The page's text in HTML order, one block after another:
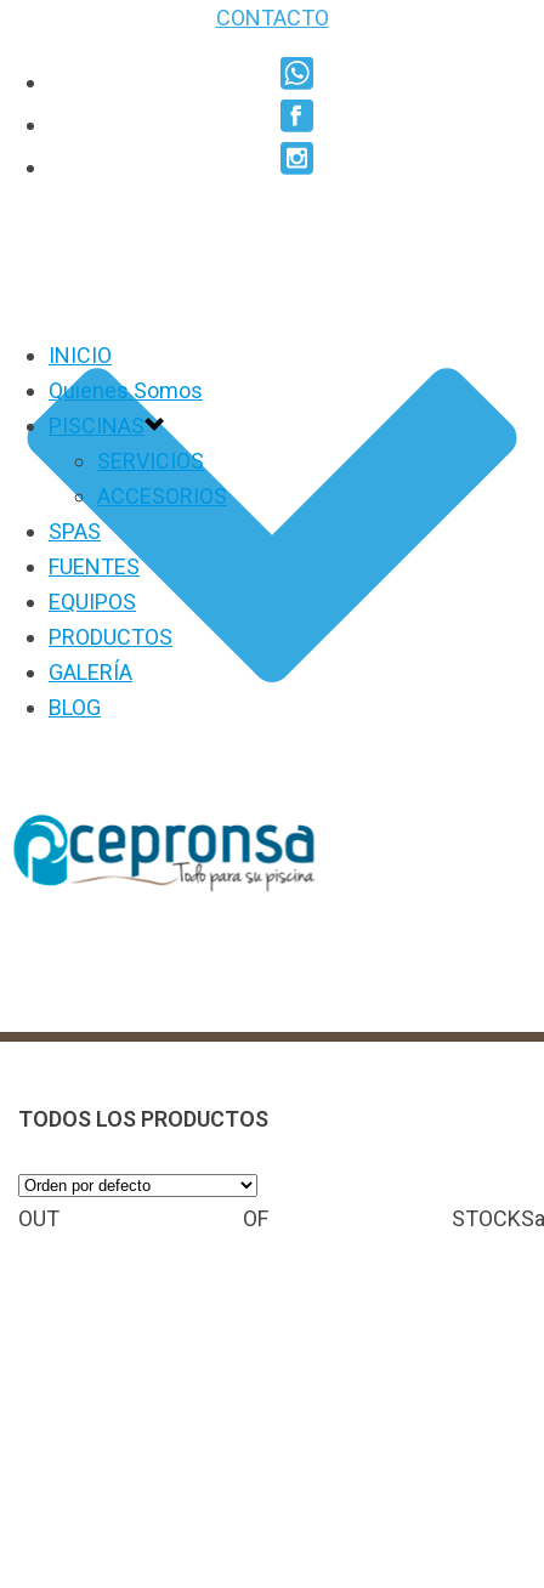
CONTACTO
INICIO
Quienes Somos
PISCINAS
SERVICIOS
ACCESORIOS
SPAS
FUENTES
EQUIPOS
PRODUCTOS
GALERÍA
BLOG
PRODUCTOS
TODOS LOS PRODUCTOS
OUT OF STOCK